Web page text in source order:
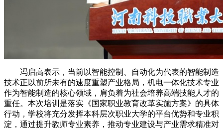
冯启高表示，当前以智能控制、自动化为代表的智能制造
技术正以前所未有的速度重塑产业格局，机电一体化技术专业
作为智能制造的核心领域，肩负着为社会培养高端技能人才的
重任。本次培训是落实《国家职业教育改革实施方案》的具体
行动，学校将充分发挥本科层次职业大学的平台优势和专业积
淀，通过提升教师专业素养，推动专业建设与产业需求精准对